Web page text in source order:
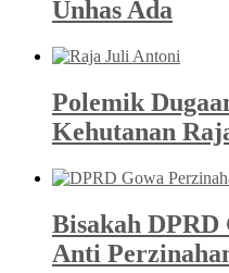
Unhas Ada
Polemik
Kehutanan
Bisakah DPRD
Anti